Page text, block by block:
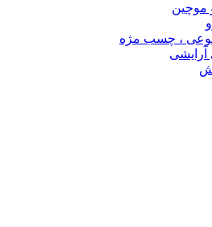
موچین
، چسب مژه